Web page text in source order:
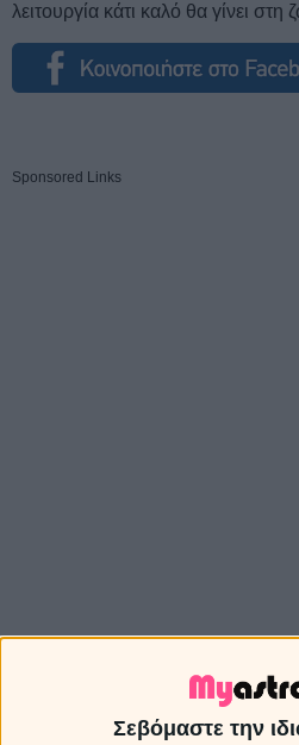
Σεβόμαστε την
λειτουργία κάτι καλό θα γίνει στη
Sponsored Links